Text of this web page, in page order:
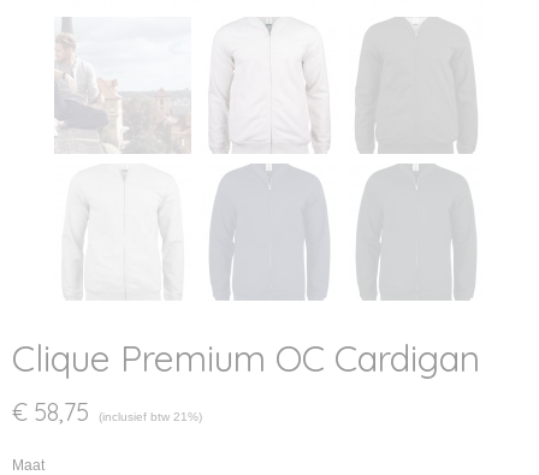
Clique Premium OC Cardigan
€ 58,75 (inclusief btw 21%)
Maat